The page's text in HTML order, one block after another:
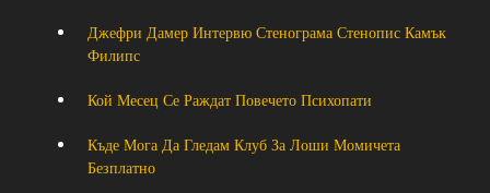
Джефри Дамер Интервю Стенограма Стенопис Камък
Филипс
Кой Месец Се Раждат Повечето Психопати
Къде Мога Да Гледам Клуб За Лоши Момичета
Безплатно